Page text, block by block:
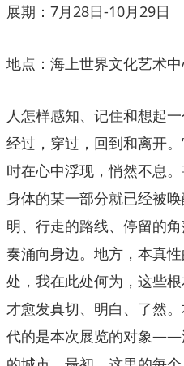
展期：7月28日-10月29日
地点：海上世界文化艺术
人怎样感知、记住和想起
经过，穿过，回到和离开
时在心中浮现，悄然不息
身体的某一部分就已经被
明、行走的路线、停留的
奏涌向身边。地方，本真
处，我在此处何为，这些
才愈发真切、明白、了然
代的是本次展览的对象——